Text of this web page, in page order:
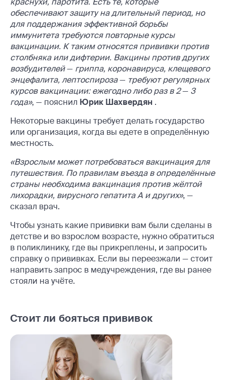
обеспечивают защиту на длительный период, но
для поддержания эффективной борьбы
иммунитета требуются повторные курсы
вакцинации. К таким относятся прививки против
столбняка или дифтерии. Вакцины против других
возбудителей— гриппа, коронавируса, клещевого
энцефалита, лептоспироза— требуют регулярных
курсов вакцинации: ежегодно либо раз в 2— 3
года», — пояснил Юрик Шахвердян .
Некоторые вакцины требует делать государство
или организация, когда вы едете в определённую
местность.
«Взрослым может потребоваться вакцинация для
путешествия. По правилам въезда в определённые
страны необходима вакцинация против жёлтой
лихорадки, вирусного гепатита А и других», —
сказал врач.
Чтобы узнать какие прививки вам были сделаны в
детстве и во взрослом возрасте, нужно обратиться
в поликлинику, где вы прикреплены, и запросить
справку о прививках. Если вы переезжали — стоит
направить запрос в медучреждения, где вы ранее
стояли на учёте.
Стоит ли бояться прививок